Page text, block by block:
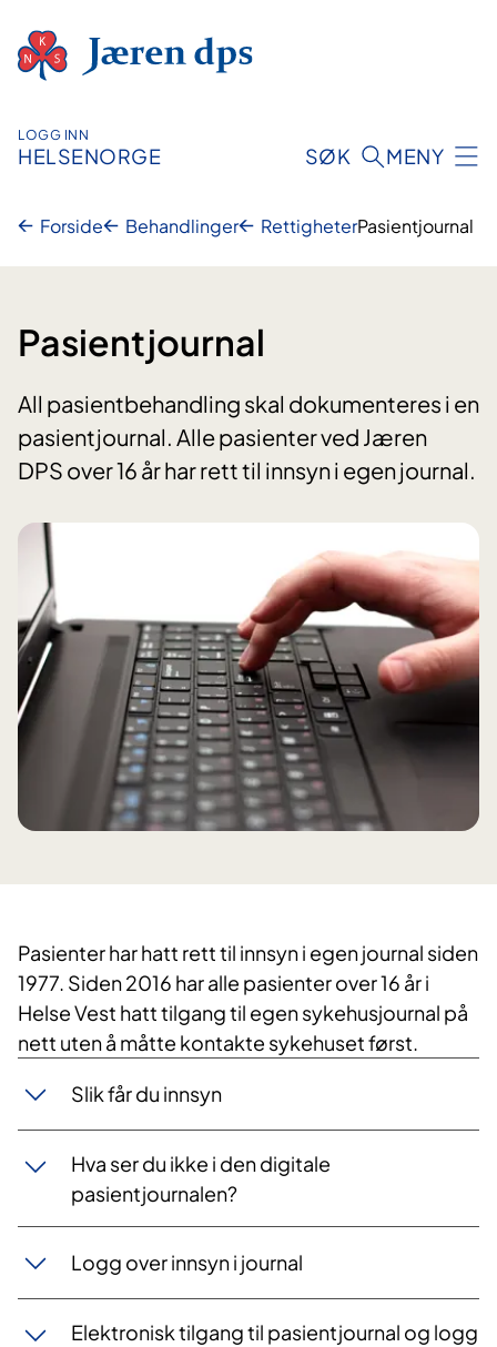
innhold
LOGG INN
HELSENORGE SØK MENY
Forside Behandlinger RettigheterPasientjournal
Pasientjournal
All pasientbehandling skal dokumenteres i en
pasientjournal. Alle pasienter ved Jæren
DPS over 16 år har rett til innsyn i egen journal.
Pasienter har hatt rett til innsyn i egen journal siden
1977. Siden 2016 har alle pasienter over 16 år i
Helse Vest hatt tilgang til egen sykehusjournal på
nett uten å måtte kontakte sykehuset først.
Slik får du innsyn
Hva ser du ikke i den digitale
pasientjournalen?
Logg over innsyn i journal
Elektronisk tilgang til pasientjournal og logg